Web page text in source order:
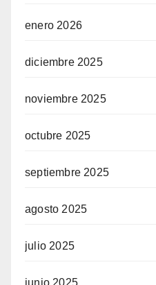
enero 2026
diciembre 2025
noviembre 2025
octubre 2025
septiembre 2025
agosto 2025
julio 2025